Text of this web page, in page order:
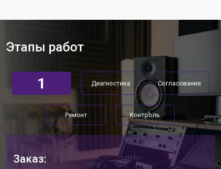
Этапы работ
1 Диагностика Согласование
Ремонт Контроль
Заказ: